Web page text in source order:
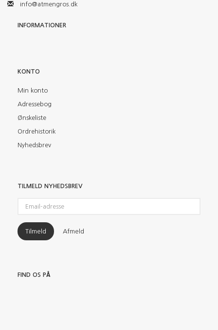
info@atmengros.dk
INFORMATIONER
KONTO
Min konto
Adressebog
Ønskeliste
Ordrehistorik
Nyhedsbrev
TILMELD NYHEDSBREV
adresse
Tilmeld Afmeld
FIND OS PÅ